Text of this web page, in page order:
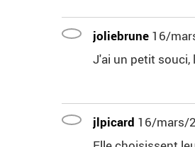
joliebrune 16/
J'ai un petit souci,
jlpicard 16/mars/